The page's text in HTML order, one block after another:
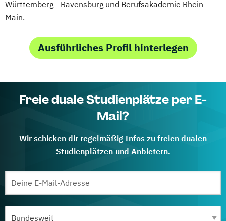
Württemberg - Ravensburg und Berufsakademie Rhein-
Main.
Ausführliches Profil hinterlegen
Freie duale Studienplätze per E-
Mail?
Wir schicken dir regelmäßig Infos zu freien dualen
Studienplätzen und Anbietern.